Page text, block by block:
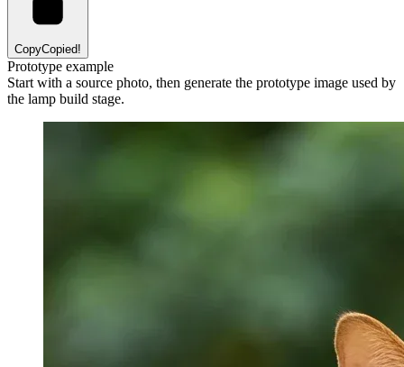
CopyCopied!
Prototype example
Start with a source photo, then generate the prototype image used by
the lamp build stage.